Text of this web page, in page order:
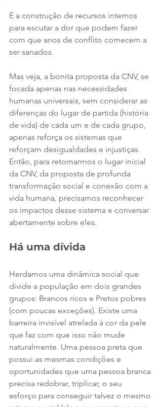
É a construção de recursos internos
para escutar a dor que podem fazer
com que anos de conflito comecem a
ser sanados.
Mas veja, a bonita proposta da CNV, se
focada apenas nas necessidades
humanas universais, sem considerar as
diferenças do lugar de partida (história
de vida) de cada um e de cada grupo,
apenas reforça os sistemas que
reforçam desigualdades e injustiças.
Então, para retomarmos o lugar inicial
da CNV, da proposta de profunda
transformação social e conexão com a
vida humana, precisamos reconhecer
os impactos desse sistema e conversar
abertamente sobre eles.
Há uma dívida
Herdamos uma dinâmica social que
divide a população em dois grandes
grupos: Brancos ricos e Pretos pobres
(com poucas exceções). Existe uma
barreira invisível atrelada à cor da pele
que faz com que isso não mude
naturalmente. Uma pessoa preta que
possui as mesmas condições e
oportunidades que uma pessoa branca
precisa redobrar, triplicar, o seu
esforço para conseguir talvez o mesmo